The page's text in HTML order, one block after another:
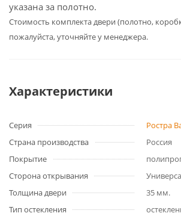
указана за полотно.
Cтоимость комплекта двери (полотно,
пожалуйста, уточняйте у менеджера.
Характеристики
Серия
Ростра
Страна производства
Россия
Покрытие
Сторона открывания
Толщина двери
35 мм.
Тип остекления